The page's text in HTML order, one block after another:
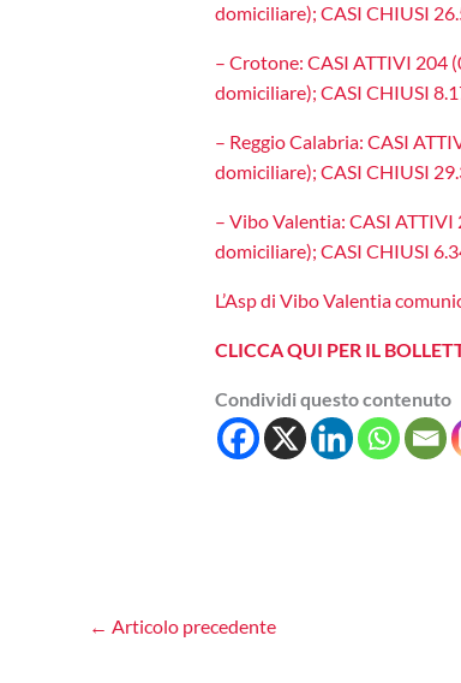
domiciliare); CASI CHIUSI
– Crotone: CASI ATTIVI 204
domiciliare); CASI CHIUSI
– Reggio Calabria: CASI
domiciliare); CASI CHIUSI
– Vibo Valentia: CASI
domiciliare); CASI CHIUSI
L’Asp di Vibo Valentia
CLICCA QUI PER IL
Condividi questo contenuto
← Articolo precedente